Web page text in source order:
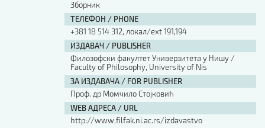
АУТОР / AUTHOR
Зборник
ТЕЛЕФОН / PHONE
+381 18 514 312, локал/ext 191,194
ИЗДАВАЧ / PUBLISHER
Филозофски факултет Универзитета у Нишу /
Faculty of Philosophy, University of Nis
ЗА ИЗДАВАЧА / FOR PUBLISHER
Проф. др Момчило Стојковић
WEB АДРЕСА / URL
http://www.filfak.ni.ac.rs/izdavastvo